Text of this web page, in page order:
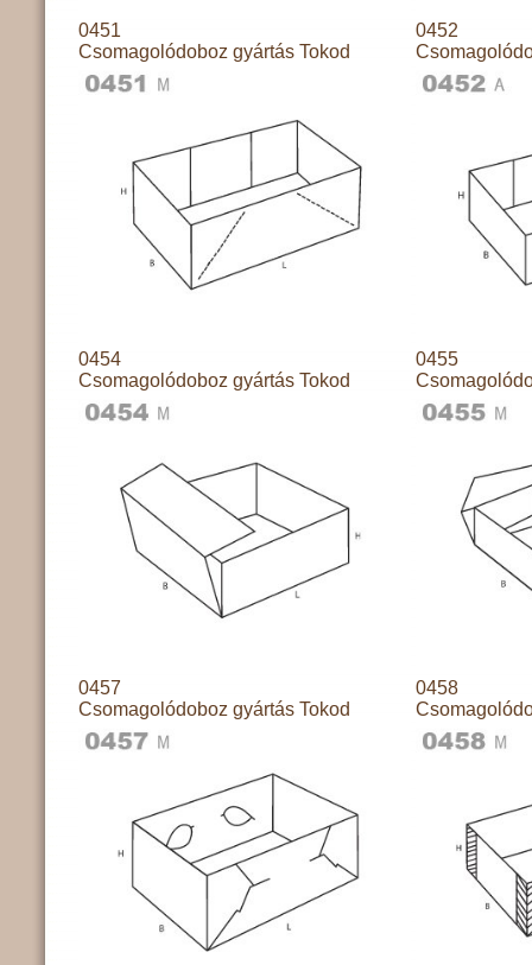
0451
Csomagolódoboz gyártás Tokod
0452
0454
Csomagolódoboz gyártás Tokod
0455
0457
Csomagolódoboz gyártás Tokod
0458